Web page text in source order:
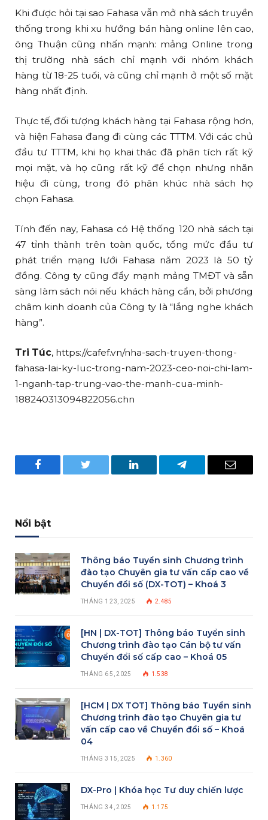
Khi được hỏi tại sao Fahasa vẫn mở nhà sách truyền
thống trong khi xu hướng bán hàng online lên cao,
ông Thuận cũng nhấn mạnh: mảng Online trong
thị trường nhà sách chỉ mạnh với nhóm khách
hàng từ 18-25 tuổi, và cũng chỉ mạnh ở một số mặt
hàng nhất định.
Thực tế, đối tượng khách hàng tại Fahasa rộng hơn,
và hiện Fahasa đang đi cùng các TTTM. Với các chủ
đầu tư TTTM, khi họ khai thác đã phân tích rất kỹ
mọi mặt, và họ cũng rất kỹ để chọn nhưng nhãn
hiệu đi cùng, trong đó phân khúc nhà sách họ
chọn Fahasa.
Tính đến nay, Fahasa có Hệ thống 120 nhà sách tại
47 tỉnh thành trên toàn quốc, tổng mức đầu tư
phát triển mạng lưới Fahasa năm 2023 là 50 tỷ
đồng. Công ty cũng đẩy mạnh mảng TMĐT và sẵn
sàng làm sách nói nếu khách hàng cần, bởi phương
châm kinh doanh của Công ty là “lắng nghe khách
hàng”.
Tri Túc, https://cafef.vn/nha-sach-truyen-thong-
fahasa-lai-ky-luc-trong-nam-2023-ceo-noi-chi-lam-
1-nganh-tap-trung-vao-the-manh-cua-minh-
188240313094822056.chn
Facebook Twitter LinkedIn Telegram Email
Nổi bật
Thông báo Tuyển sinh Chương trình
đào tạo Chuyên gia tư vấn cấp cao về
Chuyển đổi số (DX-TOT) – Khoá 3
THÁNG 1 23, 2025 2.485
[HN | DX-TOT] Thông báo Tuyển sinh
Chương trình đào tạo Cán bộ tư vấn
Chuyển đổi số cấp cao – Khoá 05
THÁNG 6 5, 2025 1.538
[HCM | DX TOT] Thông báo Tuyển sinh
Chương trình đào tạo Chuyên gia tư
vấn cấp cao về Chuyển đổi số – Khoá
04
THÁNG 3 15, 2025 1.360
DX-Pro | Khóa học Tư duy chiến lược
THÁNG 3 4, 2025 1.175